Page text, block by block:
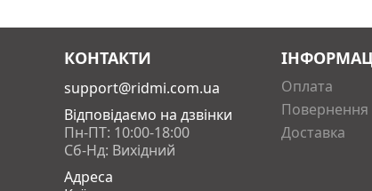
ним можна не лише в школі чи вдома, а й
природі. Для учнів 3-х класів, учителів та
КОНТАКТИ
support@ridmi.com.ua
Відповідаємо на дзвінки
Пн-ПТ: 10:00-18:00
Сб-Нд: Вихідний
Адреса
Оплата
Повернення
Доставка